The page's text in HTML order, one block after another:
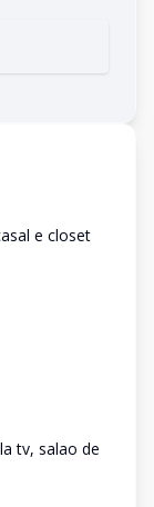
e closet
tv, salao de